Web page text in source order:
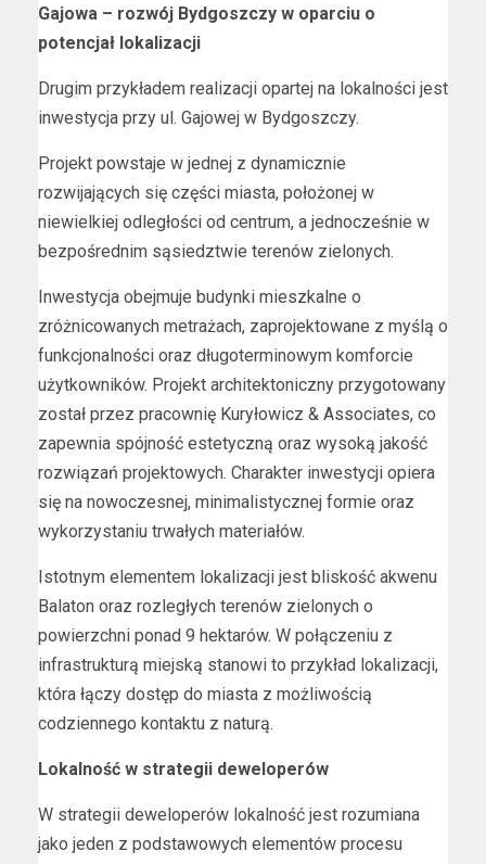
Gajowa – rozwój Bydgoszczy w oparciu o
potencjał lokalizacji
Drugim przykładem realizacji opartej na lokalności jest
inwestycja przy ul. Gajowej w Bydgoszczy.
Projekt powstaje w jednej z dynamicznie
rozwijających się części miasta, położonej w
niewielkiej odległości od centrum, a jednocześnie w
bezpośrednim sąsiedztwie terenów zielonych.
Inwestycja obejmuje budynki mieszkalne o
zróżnicowanych metrażach, zaprojektowane z myślą o
funkcjonalności oraz długoterminowym komforcie
użytkowników. Projekt architektoniczny przygotowany
został przez pracownię Kuryłowicz & Associates, co
zapewnia spójność estetyczną oraz wysoką jakość
rozwiązań projektowych. Charakter inwestycji opiera
się na nowoczesnej, minimalistycznej formie oraz
wykorzystaniu trwałych materiałów.
Istotnym elementem lokalizacji jest bliskość akwenu
Balaton oraz rozległych terenów zielonych o
powierzchni ponad 9 hektarów. W połączeniu z
infrastrukturą miejską stanowi to przykład lokalizacji,
która łączy dostęp do miasta z możliwością
codziennego kontaktu z naturą.
Lokalność w strategii deweloperów
W strategii deweloperów lokalność jest rozumiana
jako jeden z podstawowych elementów procesu